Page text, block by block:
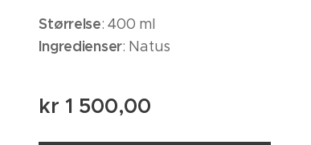
Størrelse: 400 ml
Ingredienser: Natus
kr1 500,00